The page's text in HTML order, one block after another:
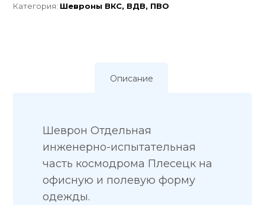
Категория: Шевроны ВКС, ВДВ, ПВО
Описание
Шеврон Отдельная
инженерно-испытательная
часть космодрома Плесецк на
офисную и полевую форму
одежды.